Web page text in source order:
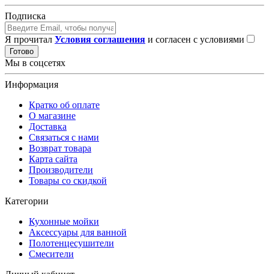
Подписка
Я прочитал Условия соглашения и согласен с условиями
Готово
Мы в соцсетях
Информация
Кратко об оплате
О магазине
Доставка
Связаться с нами
Возврат товара
Карта сайта
Производители
Товары со скидкой
Категории
Кухонные мойки
Аксессуары для ванной
Полотенцесушители
Смесители